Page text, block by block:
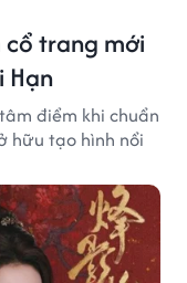
cổ trang mới
Hạn
điểm khi chuẩn
hữu tạo hình nổi